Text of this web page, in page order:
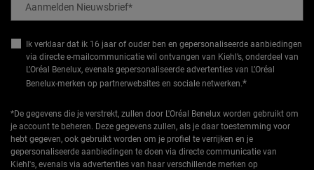
Aanmelden Nieuwsbrief*
Ik verklaar dat ik 16 jaar of ouder ben en gepersonaliseerde aanbiedingen
via directe e-mailcommunicatie wil ontvangen van Kiehl’s, onderdeel van
L’Oréal Benelux, evenals gepersonaliseerde advertenties van L’Oréal
Benelux-merken op partnerwebsites en sociale netwerken.*
*De gegevens die je verstrekt, zullen door L'Oréal Benelux worden gebruikt om
je account te beheren. Deze gegevens zullen, als je daar toestemming voor
hebt gegeven, ook gebruikt worden om je profiel te verrijken en je
gepersonaliseerde aanbiedingen te doen via directe communicatie van
Kiehl's, evenals via advertenties van haar verschillende merken op